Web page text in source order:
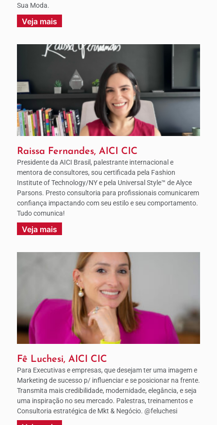
Sua Moda.
Veja mais
Raissa Fernandes, AICI CIC
Presidente da AICI Brasil, palestrante internacional e
mentora de consultores, sou certificada pela Fashion
Institute of Technology/NY e pela Universal Style™ de Alyce
Parsons. Presto consultoria para profissionais comunicarem
confiança impactando com seu estilo e seu comportamento.
Tudo comunica!
Veja mais
Fê Luchesi, AICI CIC
Para Executivas e empresas, que desejam ter uma imagem e
Marketing de sucesso p/ influenciar e se posicionar na frente.
Transmita mais credibilidade, modernidade, elegância, e seja
uma inspiração no seu mercado. Palestras, treinamentos e
Consultoria estratégica de Mkt & Negócio. @feluchesi